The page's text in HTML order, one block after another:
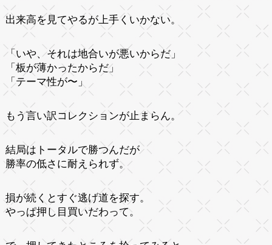
出来高を見てやるが上手くいかない。
「いや、それは地合いが悪いからだ」
「板が薄かったからだ」
「テーマ性が〜」
もう言い訳コレクションが止まらん。
結局はトータルで勝つんだが
勝率の低さに耐えられず。
損が続くとすぐ逃げ道を探す。
やっぱ押し目買いだわって。